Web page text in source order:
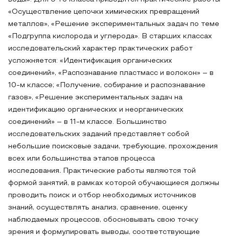
«Осуществление цепочки химических превращений
металлов», «Решение экспериментальных задач по теме
«Подгруппа кислорода и углерода». В старших классах
исследовательский характер практических работ
усложняется: «Идентификация органических
соединений», «Распознавание пластмасс и волокон» – в
10-м классе; «Получение, собирание и распознавание
газов», «Решение экспериментальных задач на
идентификацию органических и неорганических
соединений» – в 11-м классе. Большинство
исследовательских заданий представляет собой
небольшие поисковые задачи, требующие, прохождения
всех или большинства этапов процесса
исследования.
Практические работы являются той
формой занятий, в рамках которой обучающиеся должны
проводить поиск и отбор необходимых источников
знаний, осуществлять анализ, сравнение, оценку
наблюдаемых процессов, обосновывать свою точку
зрения и формулировать выводы, соответствующие